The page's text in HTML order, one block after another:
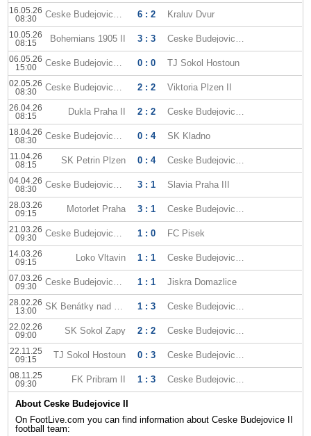
16.05.26
08:30
Ceske Budejovice II 6 : 2 Kraluv Dvur
10.05.26
08:15
Bohemians 1905 II 3 : 3 Ceske Budejovice II
06.05.26
15:00
Ceske Budejovice II 0 : 0 TJ Sokol Hostoun
02.05.26
08:30
Ceske Budejovice II 2 : 2 Viktoria Plzen II
26.04.26
08:15
Dukla Praha II 2 : 2 Ceske Budejovice II
18.04.26
08:30
Ceske Budejovice II 0 : 4 SK Kladno
11.04.26
08:15
SK Petrin Plzen 0 : 4 Ceske Budejovice II
04.04.26
08:30
Ceske Budejovice II 3 : 1 Slavia Praha III
28.03.26
09:15
Motorlet Praha 3 : 1 Ceske Budejovice II
21.03.26
09:30
Ceske Budejovice II 1 : 0 FC Pisek
14.03.26
09:15
Loko Vltavin 1 : 1 Ceske Budejovice II
07.03.26
09:30
Ceske Budejovice II 1 : 1 Jiskra Domazlice
28.02.26
13:00
SK Benátky nad Jizerou 1 : 3 Ceske Budejovice II
22.02.26
09:00
SK Sokol Zapy 2 : 2 Ceske Budejovice II
22.11.25
09:15
TJ Sokol Hostoun 0 : 3 Ceske Budejovice II
08.11.25
09:30
FK Pribram II 1 : 3 Ceske Budejovice II
About Ceske Budejovice II
On FootLive.com you can find information about Ceske Budejovice II
football team: